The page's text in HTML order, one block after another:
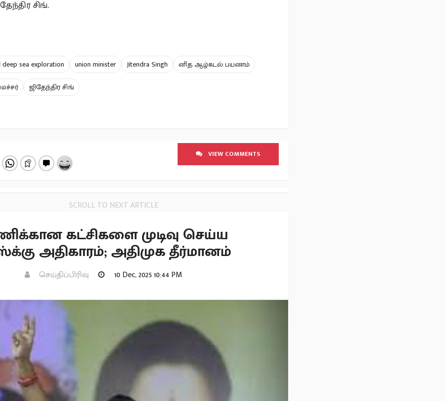
சிங்.
sea exploration union minister Jitendra Singh
னித ஆழ்கடல் பயணம்
ஜிதேந்திர சிங்
VIEW COMMENTS
SCROLL TO NEXT ARTICLE
கட்சிகளை முடிவு செய்ய
அதிகாரம்; அதிமுக தீர்மானம்
செய்திப்பிரிவு 10 Dec, 2025 10:44 PM